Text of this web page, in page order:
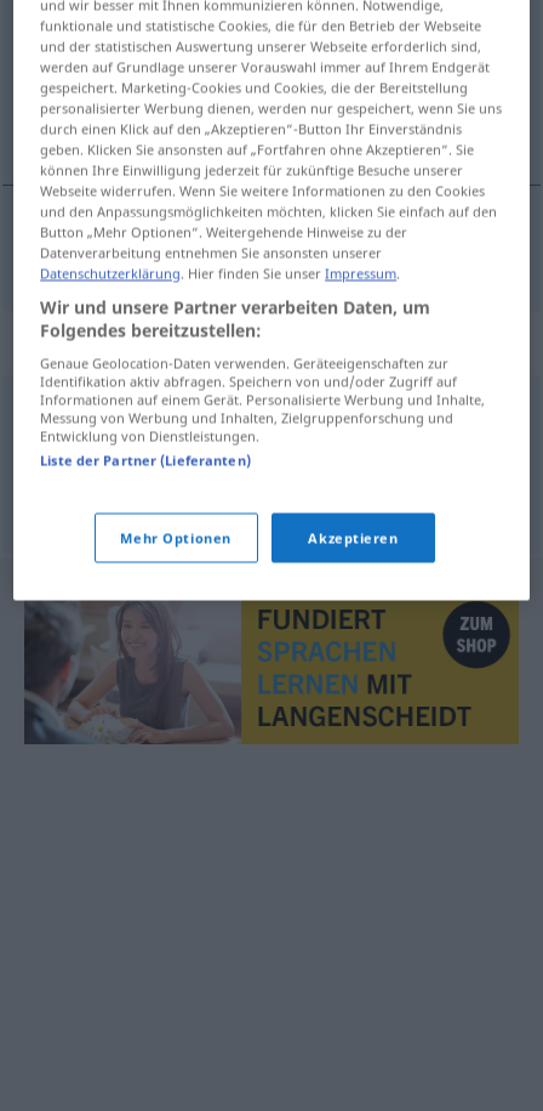
Übersicht aller Übersetzungen
(Für mehr Details die Übersetzung anklicken/antippen)
zawiły, zawikłany
zawiły,zawikłany verzwickt
Synonyme für "verzwickt"
verwickelt,heikel,unübersichtlich,kompliziert,schwer
vertrackt,prekär,vielschichtig
© OpenThesaurus.de
und wir besser mit Ihnen kommunizieren können. Notwendige,
funktionale und statistische Cookies, die für den Betrieb der Webseite
und der statistischen Auswertung unserer Webseite erforderlich sind,
werden auf Grundlage unserer Vorauswahl immer auf Ihrem Endgerät
gespeichert. Marketing-Cookies und Cookies, die der Bereitstellung
personalisierter Werbung dienen, werden nur gespeichert, wenn Sie uns
durch einen Klick auf den „Akzeptieren“-Button Ihr Einverständnis
geben. Klicken Sie ansonsten auf „Fortfahren ohne Akzeptieren“. Sie
können Ihre Einwilligung jederzeit für zukünftige Besuche unserer
Webseite widerrufen. Wenn Sie weitere Informationen zu den Cookies
und den Anpassungsmöglichkeiten möchten, klicken Sie einfach auf den
Button „Mehr Optionen“. Weitergehende Hinweise zu der
Datenverarbeitung entnehmen Sie ansonsten unserer
Datenschutzerklärung. Hier finden Sie unserImpressum.
Wir und unsere Partner verarbeiten Daten, um
Folgendes bereitzustellen:
Genaue Geolocation-Daten verwenden. Geräteeigenschaften zur
Identifikation aktiv abfragen. Speichern von und/oder Zugriff auf
Informationen auf einem Gerät. Personalisierte Werbung und Inhalte,
Messung von Werbung und Inhalten, Zielgruppenforschung und
Entwicklung von Dienstleistungen.
Liste der Partner (Lieferanten)
Mehr Optionen Akzeptieren